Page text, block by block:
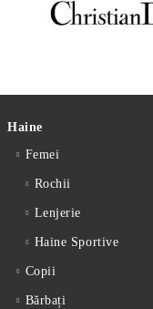
Haine
Femei
Rochii
Lenjerie
Haine Sportive
Copii
Bărbați